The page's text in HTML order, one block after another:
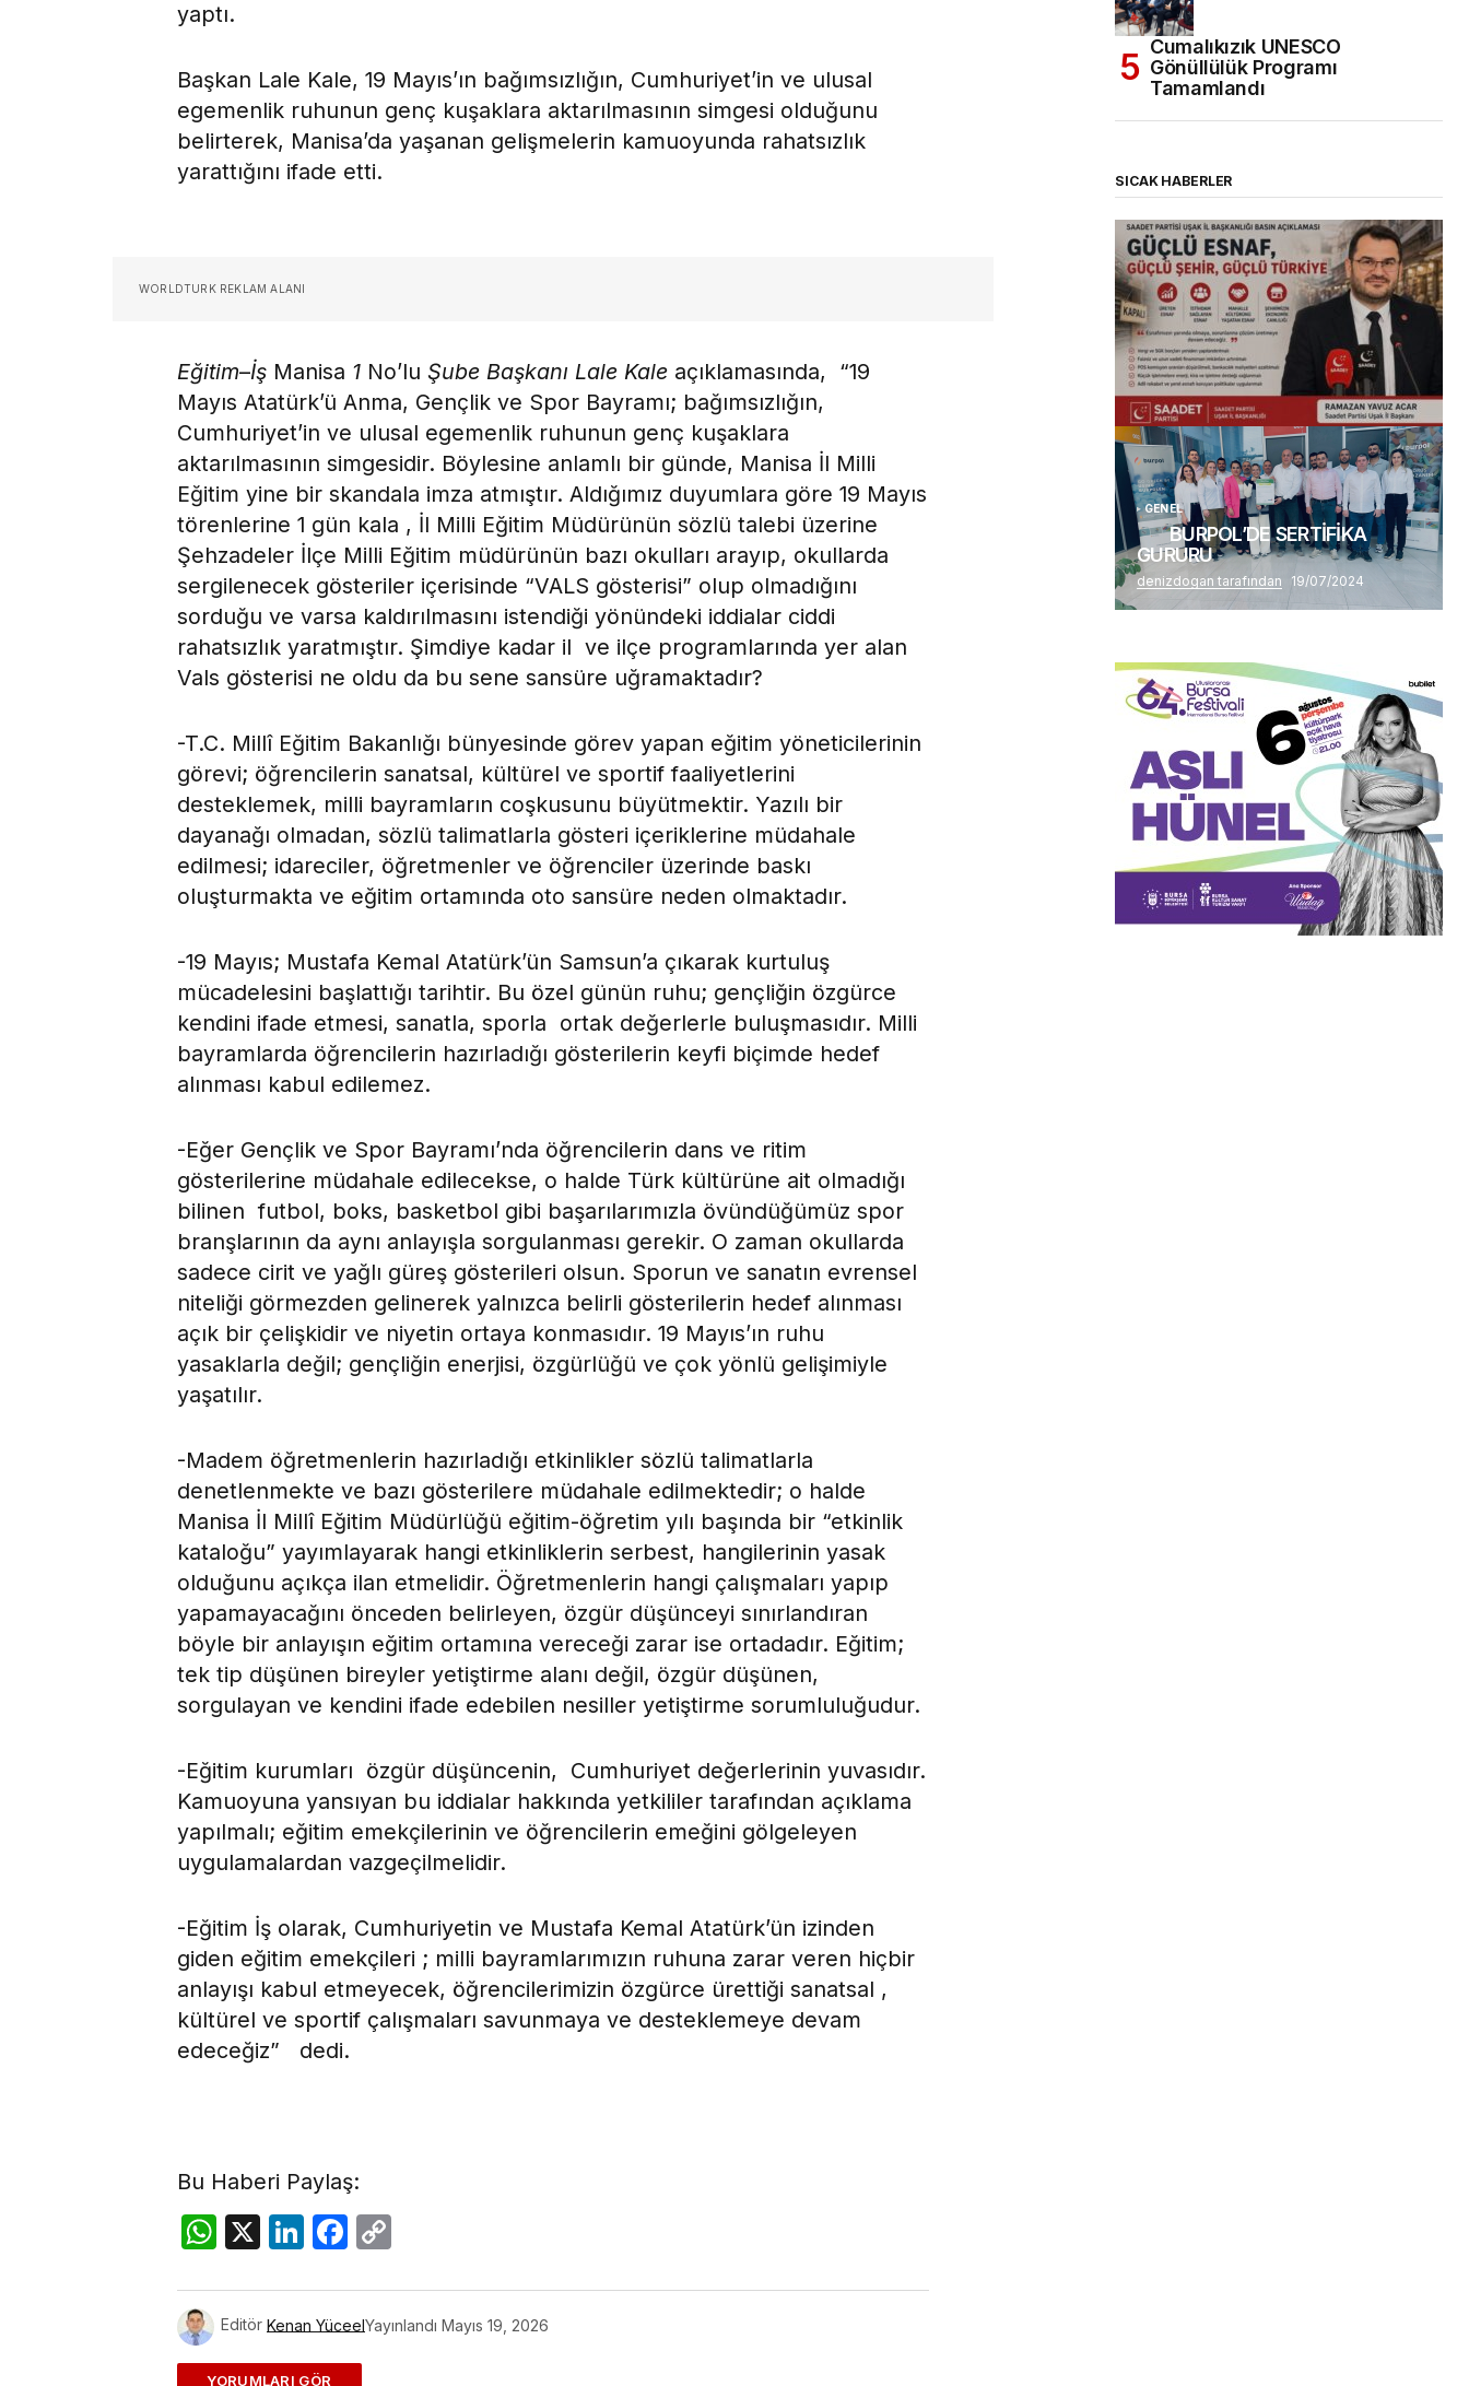
yaptı.
Başkan Lale Kale, 19 Mayıs’ın bağımsızlığın, Cumhuriyet’in ve ulusal
egemenlik ruhunun genç kuşaklara aktarılmasının simgesi olduğunu
belirterek, Manisa’da yaşanan gelişmelerin kamuoyunda rahatsızlık
yarattığını ifade etti.
WORLDTURK REKLAM ALANI
Eğitim–İş Manisa 1 No’lu Şube Başkanı Lale Kale açıklamasında, “19
Mayıs Atatürk’ü Anma, Gençlik ve Spor Bayramı; bağımsızlığın,
Cumhuriyet’in ve ulusal egemenlik ruhunun genç kuşaklara
aktarılmasının simgesidir. Böylesine anlamlı bir günde, Manisa İl Milli
Eğitim yine bir skandala imza atmıştır. Aldığımız duyumlara göre 19 Mayıs
törenlerine 1 gün kala , İl Milli Eğitim Müdürünün sözlü talebi üzerine
Şehzadeler İlçe Milli Eğitim müdürünün bazı okulları arayıp, okullarda
sergilenecek gösteriler içerisinde “VALS gösterisi” olup olmadığını
sorduğu ve varsa kaldırılmasını istendiği yönündeki iddialar ciddi
rahatsızlık yaratmıştır. Şimdiye kadar il ve ilçe programlarında yer alan
Vals gösterisi ne oldu da bu sene sansüre uğramaktadır?
-T.C. Millî Eğitim Bakanlığı bünyesinde görev yapan eğitim yöneticilerinin
görevi; öğrencilerin sanatsal, kültürel ve sportif faaliyetlerini
desteklemek, milli bayramların coşkusunu büyütmektir. Yazılı bir
dayanağı olmadan, sözlü talimatlarla gösteri içeriklerine müdahale
edilmesi; idareciler, öğretmenler ve öğrenciler üzerinde baskı
oluşturmakta ve eğitim ortamında oto sansüre neden olmaktadır.
-19 Mayıs; Mustafa Kemal Atatürk’ün Samsun’a çıkarak kurtuluş
mücadelesini başlattığı tarihtir. Bu özel günün ruhu; gençliğin özgürce
kendini ifade etmesi, sanatla, sporla ortak değerlerle buluşmasıdır. Milli
bayramlarda öğrencilerin hazırladığı gösterilerin keyfi biçimde hedef
alınması kabul edilemez.
-Eğer Gençlik ve Spor Bayramı’nda öğrencilerin dans ve ritim
gösterilerine müdahale edilecekse, o halde Türk kültürüne ait olmadığı
bilinen futbol, boks, basketbol gibi başarılarımızla övündüğümüz spor
branşlarının da aynı anlayışla sorgulanması gerekir. O zaman okullarda
sadece cirit ve yağlı güreş gösterileri olsun. Sporun ve sanatın evrensel
niteliği görmezden gelinerek yalnızca belirli gösterilerin hedef alınması
açık bir çelişkidir ve niyetin ortaya konmasıdır. 19 Mayıs’ın ruhu
yasaklarla değil; gençliğin enerjisi, özgürlüğü ve çok yönlü gelişimiyle
yaşatılır.
-Madem öğretmenlerin hazırladığı etkinlikler sözlü talimatlarla
denetlenmekte ve bazı gösterilere müdahale edilmektedir; o halde
Manisa İl Millî Eğitim Müdürlüğü eğitim-öğretim yılı başında bir “etkinlik
kataloğu” yayımlayarak hangi etkinliklerin serbest, hangilerinin yasak
olduğunu açıkça ilan etmelidir. Öğretmenlerin hangi çalışmaları yapıp
yapamayacağını önceden belirleyen, özgür düşünceyi sınırlandıran
böyle bir anlayışın eğitim ortamına vereceği zarar ise ortadadır. Eğitim;
tek tip düşünen bireyler yetiştirme alanı değil, özgür düşünen,
sorgulayan ve kendini ifade edebilen nesiller yetiştirme sorumluluğudur.
-Eğitim kurumları özgür düşüncenin, Cumhuriyet değerlerinin yuvasıdır.
Kamuoyuna yansıyan bu iddialar hakkında yetkililer tarafından açıklama
yapılmalı; eğitim emekçilerinin ve öğrencilerin emeğini gölgeleyen
uygulamalardan vazgeçilmelidir.
-Eğitim İş olarak, Cumhuriyetin ve Mustafa Kemal Atatürk’ün izinden
giden eğitim emekçileri ; milli bayramlarımızın ruhuna zarar veren hiçbir
anlayışı kabul etmeyecek, öğrencilerimizin özgürce ürettiği sanatsal ,
kültürel ve sportif çalışmaları savunmaya ve desteklemeye devam
edeceğiz” dedi.
Bu Haberi Paylaş:
WhatsApp
X LinkedIn
Facebook
Editör Kenan YüceelYayınlandı Mayıs 19, 2026
ADD A COMMENT
Cumalıkızık UNESCO
Gönüllülük Programı
Tamamlandı
SICAK HABERLER
(başlıksız)
Alaattin Karahan tarafından 14/07/2026
GENEL
BURPOL’DE SERTİFİKA
GURURU
denizdogan tarafından 19/07/2024